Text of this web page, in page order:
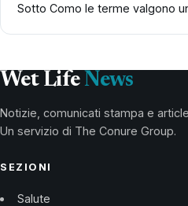
Sotto Como le terme valgono
Wet Life News
Notizie, comunicati stampa e
Un servizio di The Conure Group.
SEZIONI
Salute